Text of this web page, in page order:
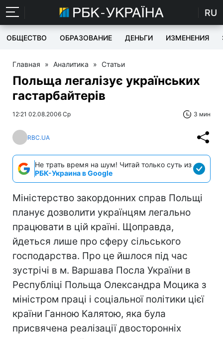
RU
ОБЩЕСТВО ОБРАЗОВАНИЕ ДЕНЬГИ ИЗМЕНЕНИЯ
Главная » Аналитика » Статьи
Польща легалізує українських
гастарбайтерів
12:21 02.08.2006 Ср 3 мин
RBC.UA
Не трать время на шум! Читай только суть из
РБК-Украина в Google
Міністерство закордонних справ Польщі
планує дозволити українцям легально
працювати в цій країні. Щоправда,
йдеться лише про сферу сільського
господарства. Про це йшлося під час
зустрічі в м. Варшава Посла України в
Республіці Польща Олександра Моцика з
міністром праці і соціальної політики цієї
країни Ганною Калятою, яка була
присвячена реалізації двосторонніх